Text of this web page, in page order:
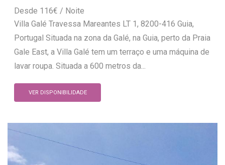
116€
Villa Galé Travessa Mareantes LT 1, 8200-416 Guia,
Portugal Situada na zona da Galé, na Guia, perto da Praia
Gale East, a Villa Galé tem um terraço e uma máquina de
lavar roupa. Situada a 600 metros da...
VER DISPONIBILIDADE